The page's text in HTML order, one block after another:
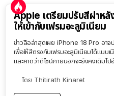
Apple เตรียมปรับสีฝาหลั
ให้เข้ากับเฟรมอะลูมิเนียม
ข่าวลือล่าสุดเผย iPhone 18 Pro อาจ
เพื่อให้สีตรงกับเฟรมอะลูมิเนียมได้แนบ
และคาดว่าดีไซน์ภายนอกจะยังคงเดิมไ
โดย Thitirath Kinaret